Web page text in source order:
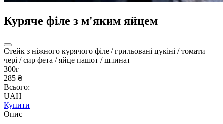
Куряче філе з м'яким яйцем
Стейк з ніжного курячого філе / грильовані цукіні / томати
чері / сир фета / яйце пашот / шпинат
300г
285 ₴
Всього:
UAH
Купити
Опис